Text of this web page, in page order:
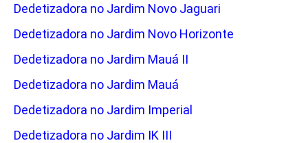
Dedetizadora no Jardim Novo Jaguari
Dedetizadora no Jardim Novo Horizonte
Dedetizadora no Jardim Mauá II
Dedetizadora no Jardim Mauá
Dedetizadora no Jardim Imperial
Dedetizadora no Jardim IK III